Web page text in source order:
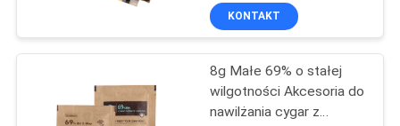
Torba na szelkach w
pudełku
KONTAKT
8g Małe 69% o stałej
wilgotności Akcesoria do
nawilżania cygar z